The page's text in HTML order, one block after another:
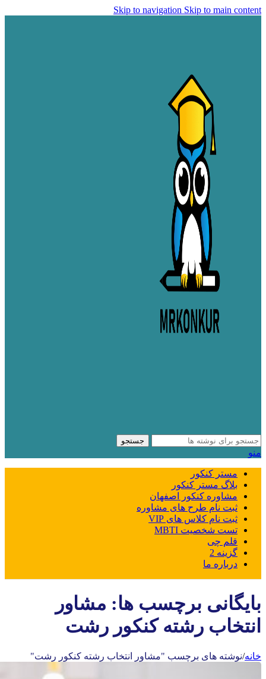
Skip to navigation Skip to main content
جستجو
منو
مستر کنکور
بلاگ مستر کنکور
مشاوره کنکور اصفهان
ثبت نام طرح های مشاوره
ثبت نام کلاس های VIP
تست شخصیت MBTI
قلم چی
گزینه 2
درباره ما
بایگانی برچسب ها: مشاور
انتخاب رشته کنکور رشت
خانه/نوشته های برچسب "مشاور انتخاب رشته کنکور رشت"